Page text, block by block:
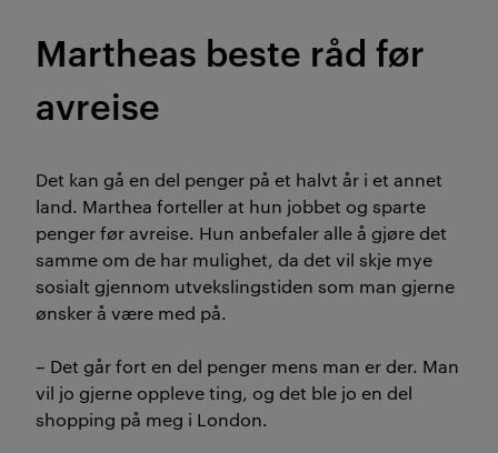
Martheas beste råd før
avreise
Det kan gå en del penger på et halvt år i et annet
land. Marthea forteller at hun jobbet og sparte
penger før avreise. Hun anbefaler alle å gjøre det
samme om de har mulighet, da det vil skje mye
sosialt gjennom utvekslingstiden som man gjerne
ønsker å være med på.
– Det går fort en del penger mens man er der. Man
vil jo gjerne oppleve ting, og det ble jo en del
shopping på meg i London.